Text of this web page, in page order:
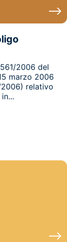
2006 del
marzo 2006
2006) relativo